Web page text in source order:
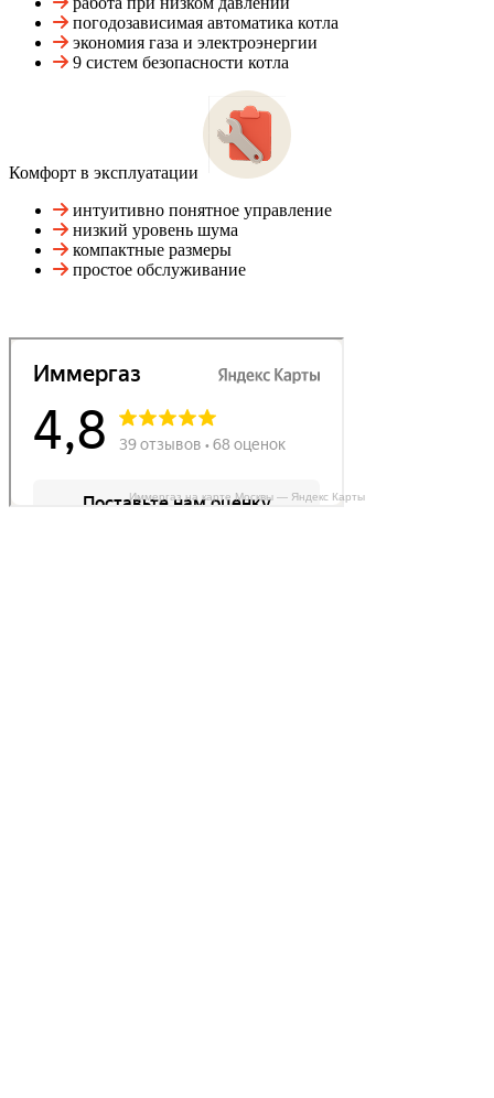
погодозависимая автоматика котла
экономия газа и электроэнергии
9 систем безопасности котла
Комфорт в эксплуатации
интуитивно понятное управление
низкий уровень шума
компактные размеры
простое обслуживание
Иммергаз на карте Москвы — Яндекс Карты